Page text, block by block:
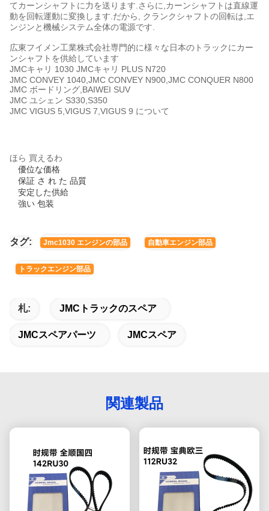
てカーンシャフトに力を送ります.さらに,カーンシャフトは直線運
動を回転運動に変換します.だから, クランクシャフトの回転は,エ
ンジンと機械システム全体の電源です.
広東フイメン工業株式会社専門的に様々な日本のトラックにカー
ンシャフトを供給しています
JMCキャリ 1030 JMCキャリ PLUS N720
JMC CONVEY 1040,JMC CONVEY N900,JMC CONQUER N800
JMC ボードリング,BAIWEI SUV
JMC ユシェン S330,S350
JMC VIGUS 5,VIGUS 7,VIGUS 9 について
ほら 買えるわ
優位な価格
保証 さ れ た 品質
安定した供給
強い 包装
タグ: Jmc1030 エンジンの部品 自動車エンジン部品
トラックエンジン部品
札: JMCトラックのスペア
JMCスペアパーツ JMCスペア
関連製品